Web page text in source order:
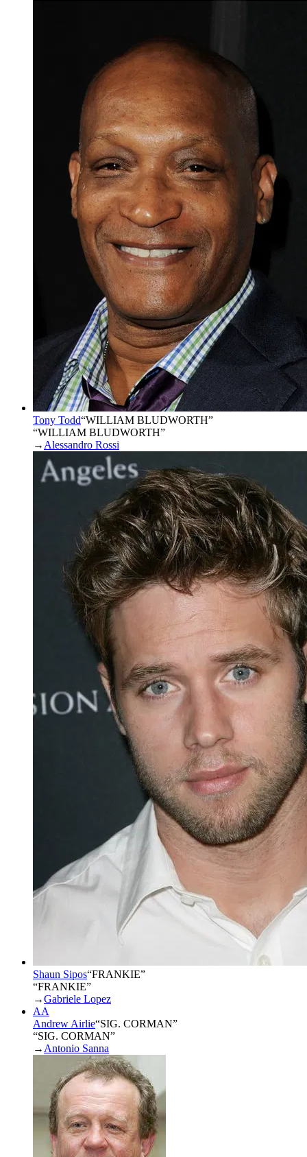
Tony Todd“WILLIAM BLUDWORTH”
“WILLIAM BLUDWORTH”
→ Alessandro Rossi
Shaun Sipos“FRANKIE”
“FRANKIE”
→Gabriele Lopez
AA
Andrew Airlie“SIG. CORMAN”
“SIG. CORMAN”
→ Antonio Sanna